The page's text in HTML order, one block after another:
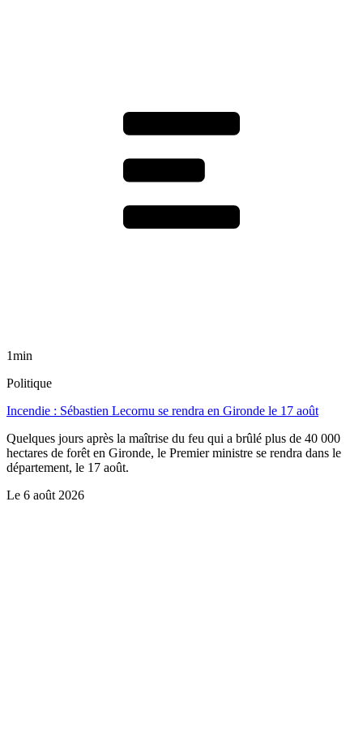
1min
Politique
Incendie : Sébastien Lecornu se rendra en Gironde le 17 août
Quelques jours après la maîtrise du feu qui a brûlé plus de 40 000
hectares de forêt en Gironde, le Premier ministre se rendra dans le
département, le 17 août.
Le 6 août 2026